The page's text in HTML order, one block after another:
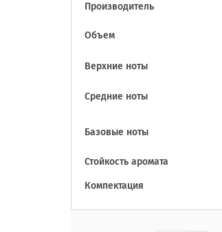
Производитель
Объем
Верхние ноты
Средние ноты
Базовые ноты
Стойкость аромата
Компектация